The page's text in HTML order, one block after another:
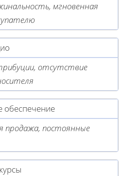
мгновенная
отсутствие
обеспечение
продажа, постоянные